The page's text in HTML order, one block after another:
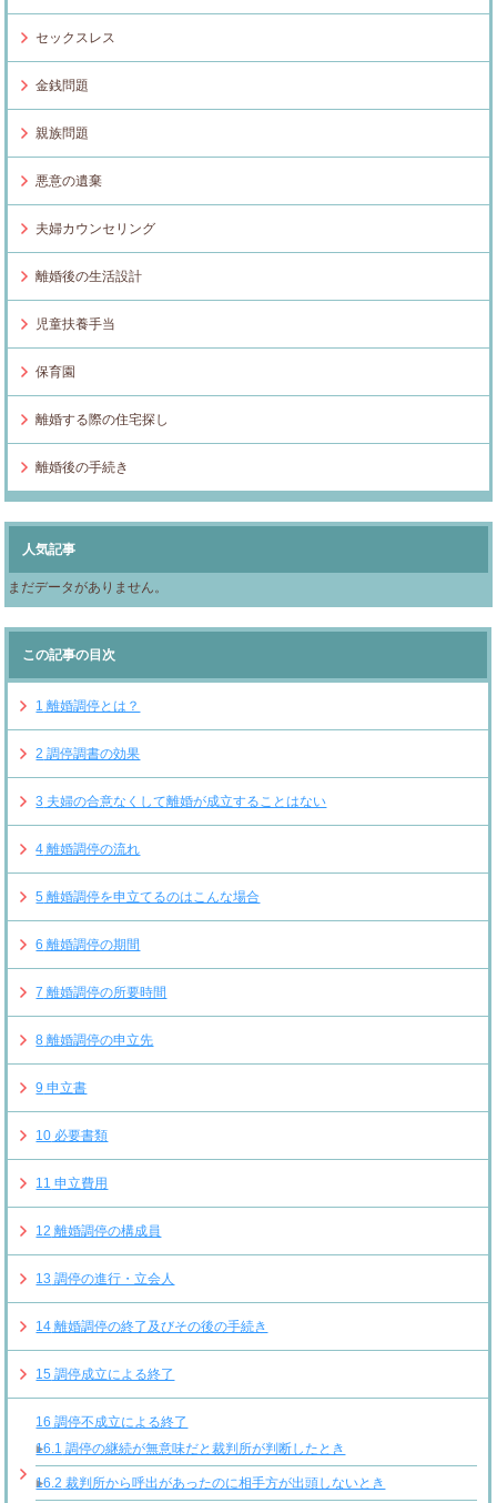
セックスレス
金銭問題
親族問題
悪意の遺棄
夫婦カウンセリング
離婚後の生活設計
児童扶養手当
保育園
離婚する際の住宅探し
離婚後の手続き
人気記事
まだデータがありません。
この記事の目次
1 離婚調停とは？
2 調停調書の効果
3 夫婦の合意なくして離婚が成立することはない
4 離婚調停の流れ
5 離婚調停を申立てるのはこんな場合
6 離婚調停の期間
7 離婚調停の所要時間
8 離婚調停の申立先
9 申立書
10 必要書類
11 申立費用
12 離婚調停の構成員
13 調停の進行・立会人
14 離婚調停の終了及びその後の手続き
15 調停成立による終了
16 調停不成立による終了
16.1 調停の継続が無意味だと裁判所が判断したとき
16.2 裁判所から呼出があったのに相手方が出頭しないとき